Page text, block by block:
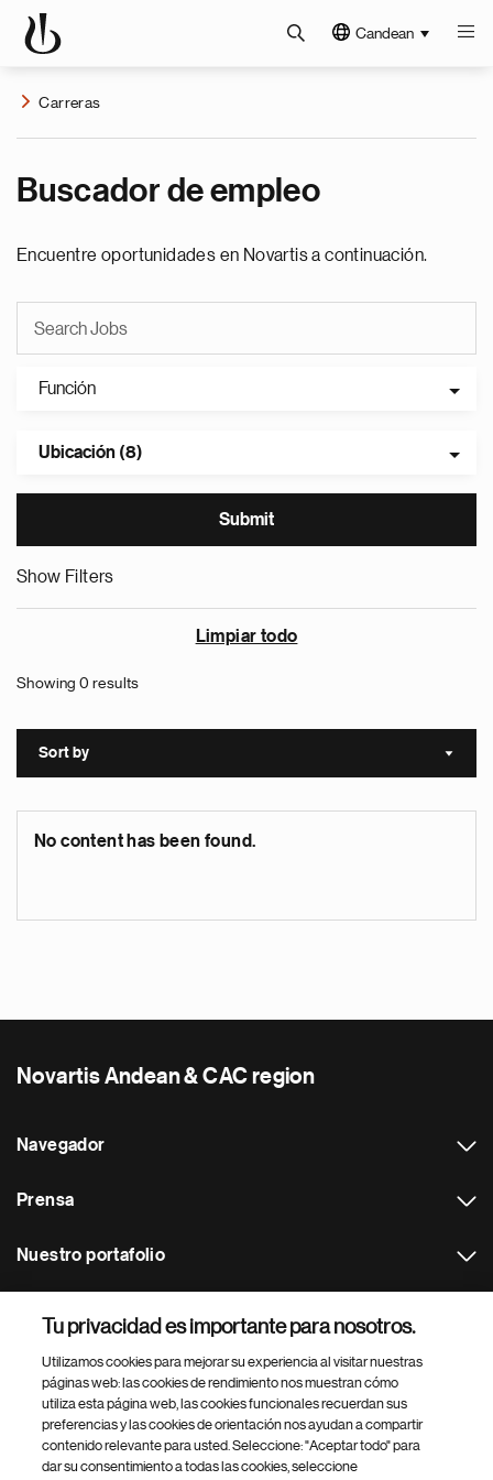
Candean
Carreras
Buscador de empleo
Encuentre oportunidades en Novartis a continuación.
Función
Ubicación (8)
Show Filters
Limpiar todo
Showing 0 results
Sort by Sort
No content has been found.
Novartis Andean & CAC region
Navegador
Prensa
Nuestro portafolio
Footer Site Search
Tu privacidad es importante para nosotros.
Utilizamos cookies para mejorar su experiencia al visitar nuestras
páginas web: las cookies de rendimiento nos muestran cómo
utiliza esta página web, las cookies funcionales recuerdan sus
preferencias y las cookies de orientación nos ayudan a compartir
contenido relevante para usted. Seleccione: "Aceptar todo" para
dar su consentimiento a todas las cookies, seleccione